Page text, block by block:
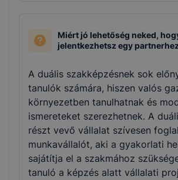
Miért jó lehetőség neked,
jelentkezhetsz egy
A duális szakképzésnek sok
tanulók számára, hiszen valós
környezetben tanulhatnak és
ismereteket szerezhetnek. A
részt vevő vállalat szívesen
munkavállalót, aki a gyakorlati
sajátítja el a szakmához
tanuló a képzés alatt vállalati